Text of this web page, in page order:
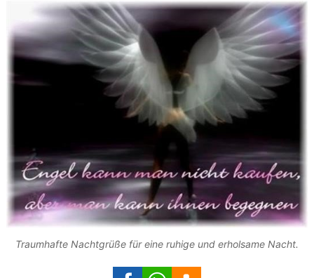
Traumhafte Nachtgrüße für eine ruhige und erholsame Nacht.